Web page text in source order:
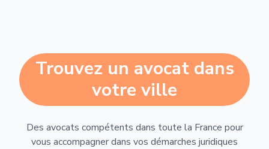
Trouvez un avocat dans
votre ville
Des avocats compétents dans toute la France pour
vous accompagner dans vos démarches juridiques